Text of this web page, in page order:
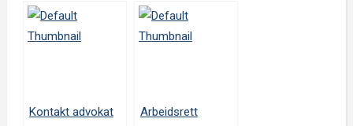
Kontakt advokat Arbeidsrett